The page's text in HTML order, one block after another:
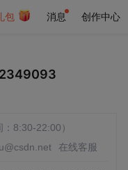
包 消息 创作中心
8:30-22:00）
在线客服